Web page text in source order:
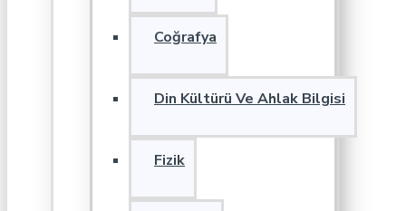
Coğrafya
Din Kültürü Ve Ahlak Bilgisi
Fizik